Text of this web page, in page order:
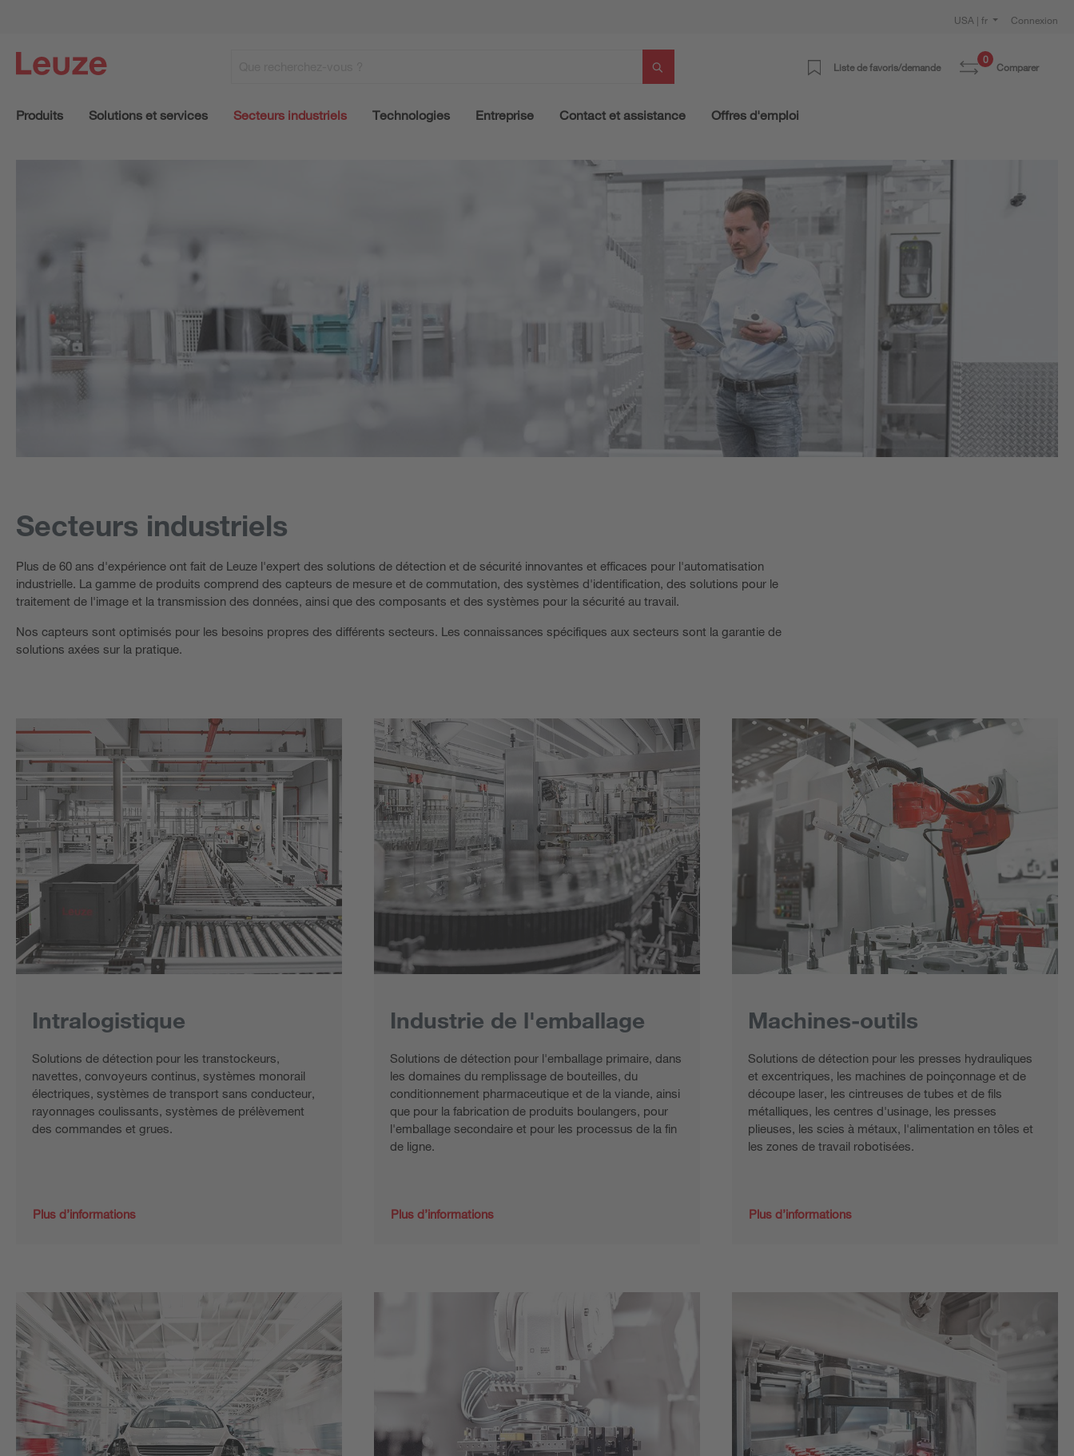
USA | fr Connexion
Liste de favoris/demande
0
Comparer
Produits Solutions et services Secteurs industriels Technologies Entreprise Contact et assistance Offres d'emploi
Secteurs industriels
Plus de 60 ans d'expérience ont fait de Leuze l'expert des solutions de détection et de sécurité innovantes et efficaces pour l'automatisation
industrielle. La gamme de produits comprend des capteurs de mesure et de commutation, des systèmes d'identification, des solutions pour le
traitement de l'image et la transmission des données, ainsi que des composants et des systèmes pour la sécurité au travail.
Nos capteurs sont optimisés pour les besoins propres des différents secteurs. Les connaissances spécifiques aux secteurs sont la garantie de
solutions axées sur la pratique.
Intralogistique
Solutions de détection pour les transtockeurs,
navettes, convoyeurs continus, systèmes monorail
électriques, systèmes de transport sans conducteur,
rayonnages coulissants, systèmes de prélèvement
des commandes et grues.
Plus d’informations
Industrie de l'emballage
Solutions de détection pour l'emballage primaire, dans
les domaines du remplissage de bouteilles, du
conditionnement pharmaceutique et de la viande, ainsi
que pour la fabrication de produits boulangers, pour
l'emballage secondaire et pour les processus de la fin
de ligne.
Plus d’informations
Machines-outils
Solutions de détection pour les presses hydrauliques
et excentriques, les machines de poinçonnage et de
découpe laser, les cintreuses de tubes et de fils
métalliques, les centres d'usinage, les presses
plieuses, les scies à métaux, l'alimentation en tôles et
les zones de travail robotisées.
Plus d’informations